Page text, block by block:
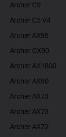
Archer C9
Archer C5 V4
Archer AX95
Archer GX90
Archer AX1800
Archer AX90
Archer AX73
Archer AX73
Archer AX72